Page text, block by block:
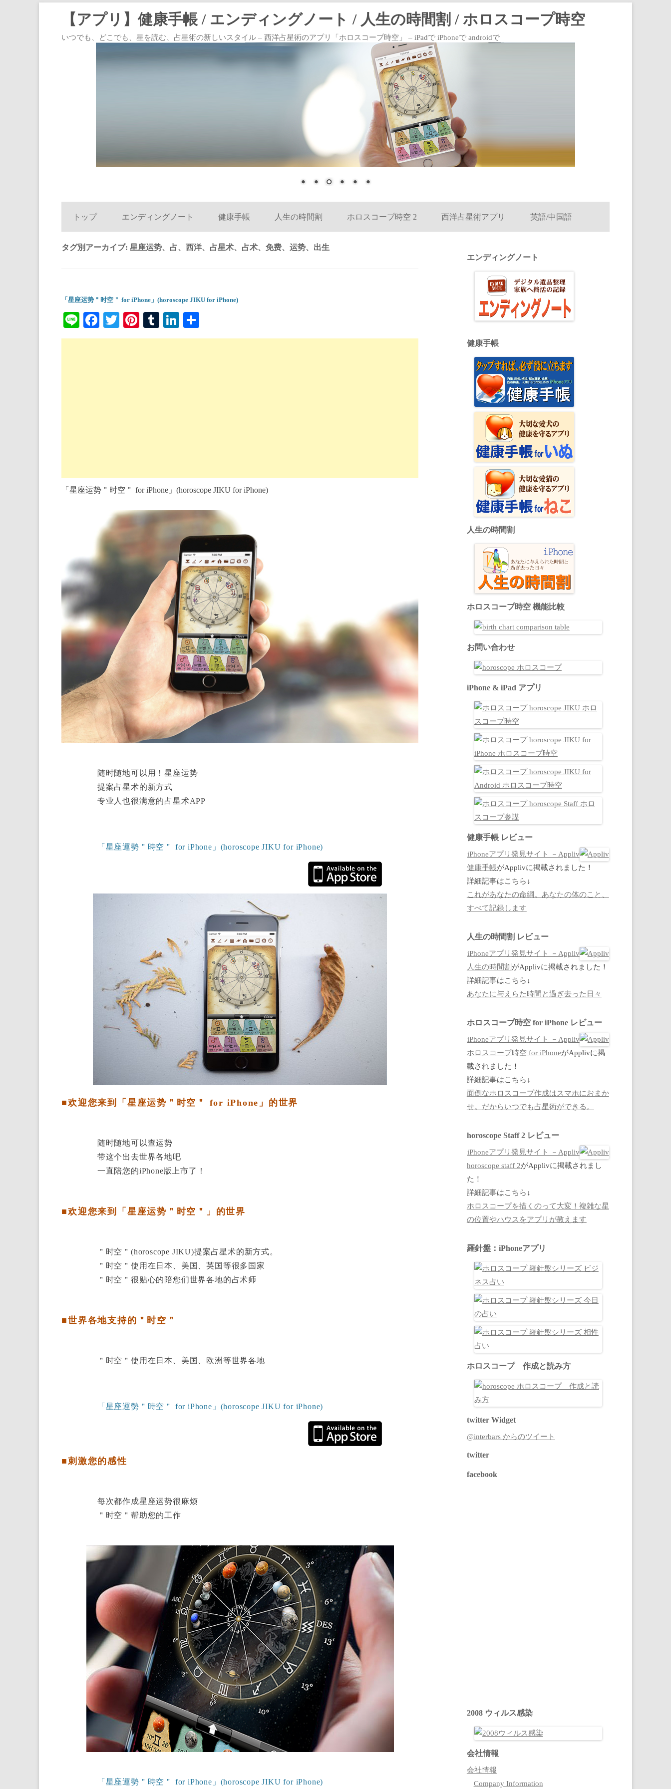
【アプリ】健康手帳 / エンディングノート / 人生の時間割 / ホロスコープ時空
いつでも、どこでも、星を読む、占星術の新しいスタイル – 西洋占星術のアプリ「ホロスコープ時空」 – iPadで iPhoneで androidで
トップ
エンディングノート 健康手帳 人生の時間割 ホロスコープ時空 2 西洋占星術アプリ 英語/中国語
タグ別アーカイブ:星座运势、占、西洋、占星术、占术、免费、运势、出生
「星座运势＂时空＂ for iPhone」(horoscope JIKU for iPhone)
Li
ne
Fa
ce
T
wi
Pi
nt
T
u
Li
nk 有
「星座运势＂时空＂ for iPhone」(horoscope JIKU for iPhone)
随时随地可以用！星座运势
提案占星术的新方式
专业人也很满意的占星术APP
「星座運勢＂時空＂ for iPhone」(horoscope JIKU for iPhone)
■欢迎您来到「星座运势＂时空＂ for iPhone」的世界
随时随地可以查运势
带这个出去世界各地吧
一直陪您的iPhone版上市了！
■欢迎您来到「星座运势＂时空＂」的世界
＂时空＂(horoscope JIKU)提案占星术的新方式。
＂时空＂使用在日本、美国、英国等很多国家
＂时空＂很贴心的陪您们世界各地的占术师
■世界各地支持的＂时空＂
＂时空＂使用在日本、美国、欧洲等世界各地
「星座運勢＂時空＂ for iPhone」(horoscope JIKU for iPhone)
■刺激您的感性
每次都作成星座运势很麻烦
＂时空＂帮助您的工作
「星座運勢＂時空＂ for iPhone」(horoscope JIKU for iPhone)
エンディングノート
健康手帳
人生の時間割
ホロスコープ時空 機能比較
お問い合わせ
iPhone & iPad アプリ
健康手帳 レビュー
iPhoneアプリ発見サイト －Appliv
健康手帳がApplivに掲載されました！
詳細記事はこちら↓
これがあなたの命綱。あなたの体のこと、
すべて記録します
人生の時間割 レビュー
iPhoneアプリ発見サイト －Appliv
人生の時間割 がApplivに掲載されました！
詳細記事はこちら↓
あなたに与えらた時間と過ぎ去った日々
ホロスコープ時空 for iPhone レビュー
iPhoneアプリ発見サイト －Appliv
ホロスコープ時空 for iPhoneがApplivに掲
載されました！
詳細記事はこちら↓
面倒なホロスコープ作成はスマホにおまか
せ。だからいつでも占星術ができる。
horoscope Staff 2 レビュー
iPhoneアプリ発見サイト －Appliv
horoscope staff 2がApplivに掲載されまし
た！
詳細記事はこちら↓
ホロスコープを描くのって大変！複雑な星
の位置やハウスをアプリが教えます
羅針盤：iPhoneアプリ
ホロスコープ 作成と読み方
twitter Widget
@interbars からのツイート
twitter
facebook
2008 ウィルス感染
会社情報
会社情報
Company Information